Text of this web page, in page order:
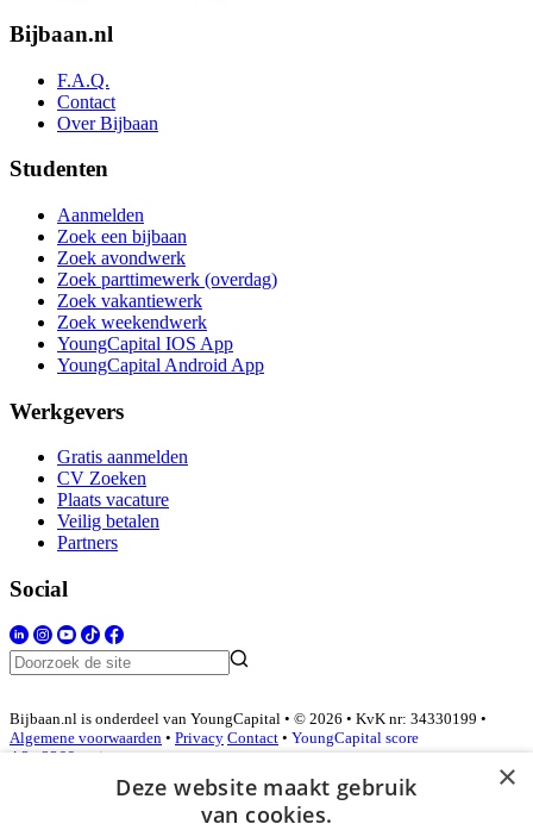
Bijbaan.nl
F.A.Q.
Contact
Over Bijbaan
Studenten
Aanmelden
Zoek een bijbaan
Zoek avondwerk
Zoek parttimewerk (overdag)
Zoek vakantiewerk
Zoek weekendwerk
YoungCapital IOS App
YoungCapital Android App
Werkgevers
Gratis aanmelden
CV Zoeken
Plaats vacature
Veilig betalen
Partners
Social
Bijbaan.nl is onderdeel van YoungCapital • © 2026 • KvK nr: 34330199 •
Algemene voorwaarden • Privacy Contact • YoungCapital score
4.3 - 3366 reviews
×
Deze website maakt gebruik
van cookies.